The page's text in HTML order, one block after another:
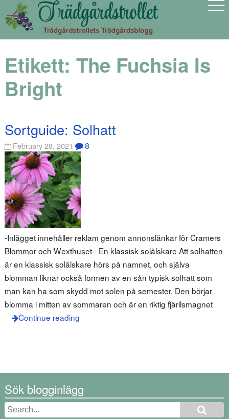
Etikett: The Fuchsia Is
Bright
Sortguide: Solhatt
February 28, 2021 8
-Inlägget innehåller reklam genom annonslänkar för Cramers
Blommor och Wexthuset– En klassisk solälskare Att solhatten
är en klassisk solälskare hörs på namnet, och själva
blomman liknar också formen av en sån typisk solhatt som
man kan ha som skydd mot solen på semester. Den börjar
blomma i mitten av sommaren och är en riktig fjärilsmagnet
Continue reading
Sök blogginlägg